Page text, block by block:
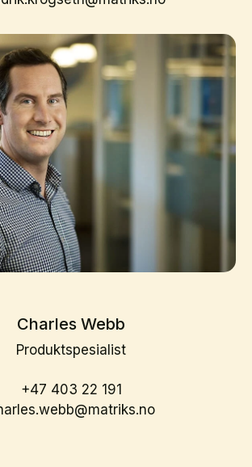
Charles Webb
Produktspesialist
+47 403 22 191